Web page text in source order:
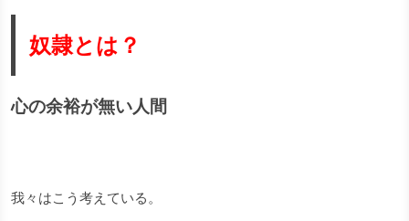
奴隷とは？
心の余裕が無い人間
我々はこう考えている。